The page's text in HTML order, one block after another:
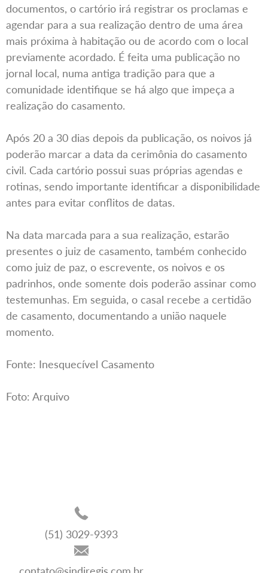
documentos, o cartório irá registrar os proclamas e
agendar para a sua realização dentro de uma área
mais próxima à habitação ou de acordo com o local
previamente acordado. É feita uma publicação no
jornal local, numa antiga tradição para que a
comunidade identifique se há algo que impeça a
realização do casamento.
Após 20 a 30 dias depois da publicação, os noivos já
poderão marcar a data da cerimônia do casamento
civil. Cada cartório possui suas próprias agendas e
rotinas, sendo importante identificar a disponibilidade
antes para evitar conflitos de datas.
Na data marcada para a sua realização, estarão
presentes o juiz de casamento, também conhecido
como juiz de paz, o escrevente, os noivos e os
padrinhos, onde somente dois poderão assinar como
testemunhas. Em seguida, o casal recebe a certidão
de casamento, documentando a união naquele
momento.
Fonte: Inesquecível Casamento
Foto: Arquivo
(51) 3029-9393